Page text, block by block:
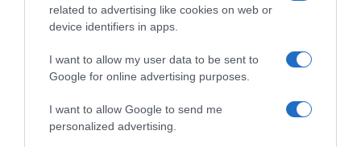
related to advertising like cookies on web or
device identifiers in apps.
I want to allow my user data to be sent to
Google for online advertising purposes.
I want to allow Google to send me
personalized advertising.